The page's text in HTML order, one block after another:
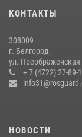
Белгородские
кражи из магазина
14 июля 2026, 07:13
КОНТАКТЫ
308009
г. Белгород,
ул. Преображенская
+ 7 (4722) 27-89-
НОВОСТИ